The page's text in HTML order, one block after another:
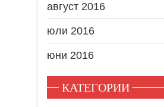
август 2016
юли 2016
юни 2016
КАТЕГОРИИ